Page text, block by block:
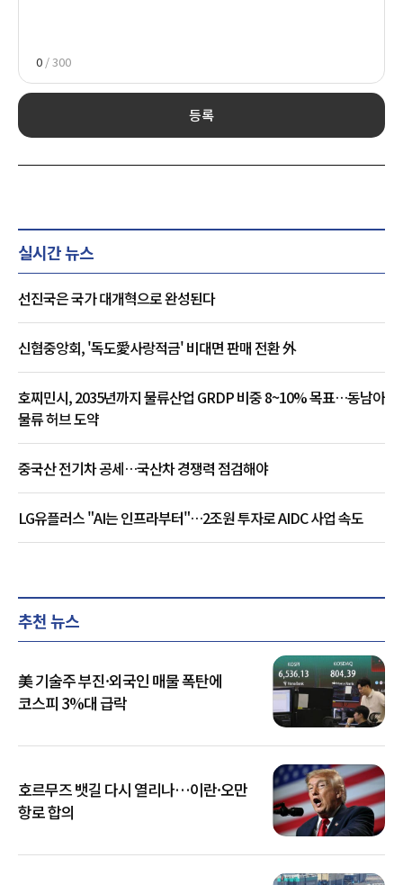
0 / 300
등록
실시간 뉴스
선진국은 국가 대개혁으로 완성된다
신협중앙회, '독도愛사랑적금' 비대면 판매 전환 外
호찌민시, 2035년까지 물류산업 GRDP 비중 8~10% 목표…동남아
물류 허브 도약
중국산 전기차 공세…국산차 경쟁력 점검해야
LG유플러스 "AI는 인프라부터"…2조원 투자로 AIDC 사업 속도
추천 뉴스
美 기술주 부진·외국인 매물 폭탄에
코스피 3%대 급락
호르무즈 뱃길 다시 열리나…이란·오만
항로 합의